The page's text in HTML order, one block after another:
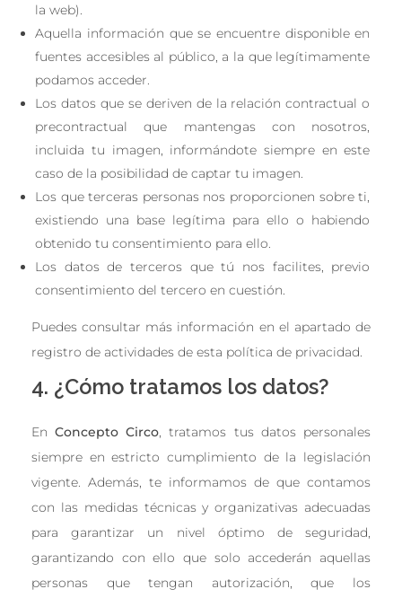
la web).
Aquella información que se encuentre disponible en
fuentes accesibles al público, a la que legítimamente
podamos acceder.
Los datos que se deriven de la relación contractual o
precontractual que mantengas con nosotros,
incluida tu imagen, informándote siempre en este
caso de la posibilidad de captar tu imagen.
Los que terceras personas nos proporcionen sobre ti,
existiendo una base legítima para ello o habiendo
obtenido tu consentimiento para ello.
Los datos de terceros que tú nos facilites, previo
consentimiento del tercero en cuestión.
Puedes consultar más información en el apartado de
registro de actividades de esta política de privacidad.
4. ¿Cómo tratamos los datos?
En Concepto Circo , tratamos tus datos personales
siempre en estricto cumplimiento de la legislación
vigente. Además, te informamos de que contamos
con las medidas técnicas y organizativas adecuadas
para garantizar un nivel óptimo de seguridad,
garantizando con ello que solo accederán aquellas
personas que tengan autorización, que los